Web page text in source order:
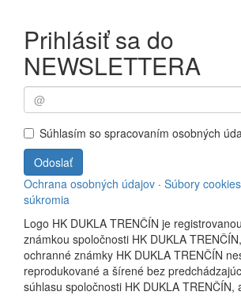
Prihlásiť sa do
NEWSLETTERA
Súhlasím so spracovaním osobných
Odoslať
Ochrana osobných údajov · Súbory cookies
súkromia
Logo HK DUKLA TRENČÍN je
známkou spoločnosti HK DUKLA
ochranné známky HK DUKLA TRENČÍN
reprodukované a šírené bez
súhlasu spoločnosti HK DUKLA TRENČÍN,